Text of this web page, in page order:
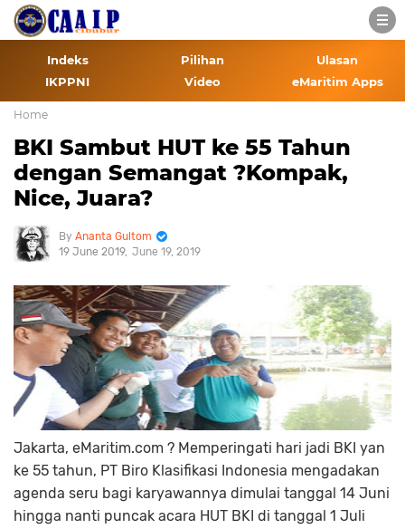
Indeks Pilihan
Ulasan
IKPPNI
Video eMaritim Apps
Home
BKI Sambut HUT ke 55 Tahun
dengan Semangat ?Kompak,
Nice, Juara?
Ananta Gultom
19 June 2019 June 19, 2019
Jakarta, eMaritim.com ? Memperingati hari jadi BKI yan
ke 55 tahun, PT Biro Klasifikasi Indonesia mengadakan
agenda seru bagi karyawannya dimulai tanggal 14 Juni
hingga nanti puncak acara HUT BKI di tanggal 1 Juli